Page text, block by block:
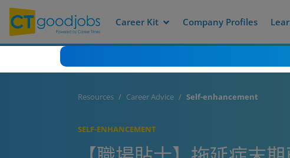
Career Kit Company Profiles
Resources Career Advice Self-enhancement
SELF-ENHANCEMENT